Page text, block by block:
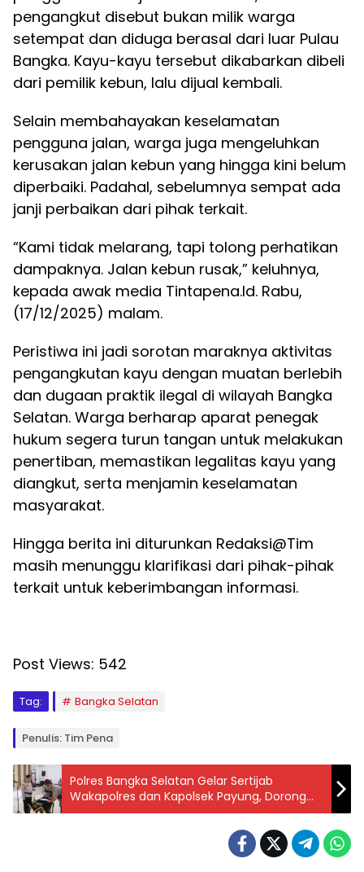
pengangkut disebut bukan milik warga
setempat dan diduga berasal dari luar Pulau
Bangka. Kayu-kayu tersebut dikabarkan dibeli
dari pemilik kebun, lalu dijual kembali.
Selain membahayakan keselamatan
pengguna jalan, warga juga mengeluhkan
kerusakan jalan kebun yang hingga kini belum
diperbaiki. Padahal, sebelumnya sempat ada
janji perbaikan dari pihak terkait.
“Kami tidak melarang, tapi tolong perhatikan
dampaknya. Jalan kebun rusak,” keluhnya,
kepada awak media Tintapena.Id. Rabu,
(17/12/2025) malam.
Peristiwa ini jadi sorotan maraknya aktivitas
pengangkutan kayu dengan muatan berlebih
dan dugaan praktik ilegal di wilayah Bangka
Selatan. Warga berharap aparat penegak
hukum segera turun tangan untuk melakukan
penertiban, memastikan legalitas kayu yang
diangkut, serta menjamin keselamatan
masyarakat.
Hingga berita ini diturunkan Redaksi@Tim
masih menunggu klarifikasi dari pihak-pihak
terkait untuk keberimbangan informasi.
Post Views: 542
Tag: Bangka Selatan
Penulis: Tim Pena
Polres Bangka Selatan Gelar Sertijab
Wakapolres dan Kapolsek Payung, Dorong
Penyegaran Organisasi